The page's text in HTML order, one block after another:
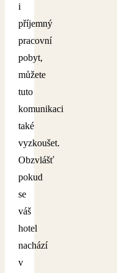
i
příjemný
pracovní
pobyt,
můžete
tuto
komunikaci
také
vyzkoušet.
Obzvlášť
pokud
se
váš
hotel
nachází
v